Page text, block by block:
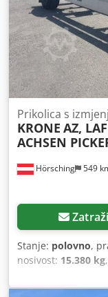
Hörsching 549
Prikolica s
KRONE AZ,
ACHSEN
Zatraži
Stanje: polovno,
nosivost: 15.380 kg
pregled (TÜV):07/